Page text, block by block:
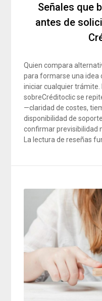
Señales que
antes de
Quien compara
para formarse una idea
iniciar cualquier trámite.
sobreCréditoclic se
—claridad de costes,
disponibilidad de
confirmar previsibilidad
La lectura de reseñas